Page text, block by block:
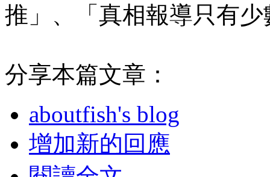
推」、「真相報導只有
分享本篇文章：
aboutfish's blog
增加新的回應